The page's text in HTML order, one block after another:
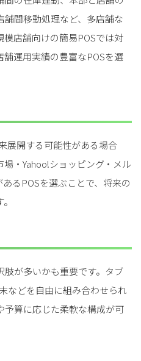
間移動処理など、多店舗な
店舗向けの簡易POSでは対
運用実績の豊富なPOSを選
展開する可能性がある場合
・Yahoo!ショッピング・メル
るPOSを選ぶことで、将来の
肢が多いかも重要です。タブ
などを自由に組み合わせられ
予算に応じた柔軟な構成が可